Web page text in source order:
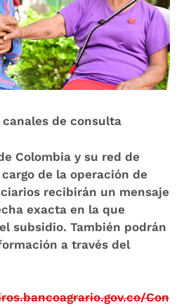
canales de consulta
Colombia y su red de
de la operación de
recibirán un mensaje
exacta en la que
subsidio. También podrán
a través del
Con